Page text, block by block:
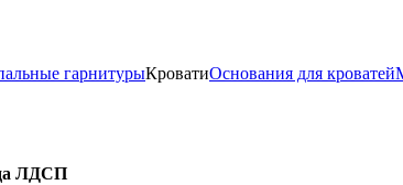
гарнитурыКроватиОснования для кроватей
ЛДСП